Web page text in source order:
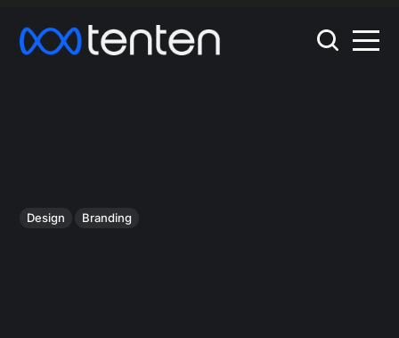
Design Branding